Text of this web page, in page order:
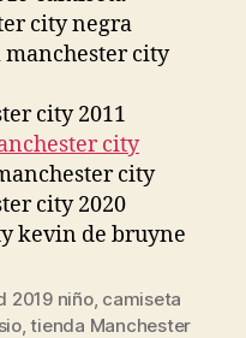
2019 niño, camiseta
,tienda Manchester